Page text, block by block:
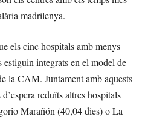
madrilenya.
els cinc hospitals amb menys
estiguin integrats en el model de
la CAM. Juntament amb aquests
reduïts altres hospitals
Marañón (40,04 dies) o La